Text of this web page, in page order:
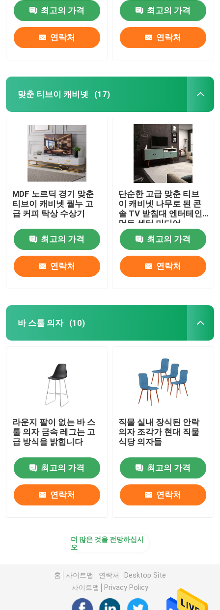
최고의 가격
연락처
최고의 가격
연락처
맞춘 티브이 캐비넷 (17)
MDF 노르딕 경기 맞춘
티브이 캐비넷 퀄누 고
급 커피 탁상 수상기
최고의 가격
연락처
단순한 고급 맞춘 티브
이 캐비넷 나무로 된 콘
솔 TV 받침대 엔터테인
먼트 센터 미디어
최고의 가격
연락처
바 스툴 의자 (10)
라운지 팔이 없는 바 스
툴 의자 금속 레그는 고
급 방식을 밝힙니다
최고의 가격
연락처
직물 실내 장식된 안락
의자 조각가 현대 직물
식당 의자들
최고의 가격
연락처
더 많은 것을 전망하십시
오
홈 사이트맵 연락처
Desktop Site
사이트맵
Privacy Policy